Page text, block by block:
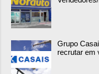
Grupo
recrutar em